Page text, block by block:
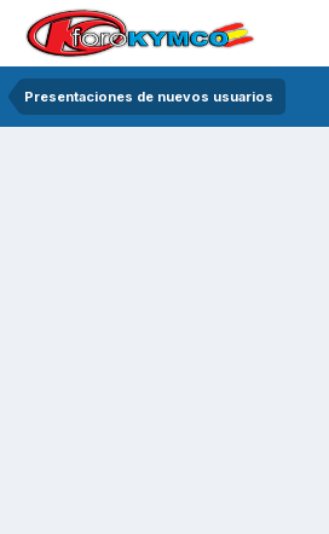
Presentaciones de nuevos usuarios